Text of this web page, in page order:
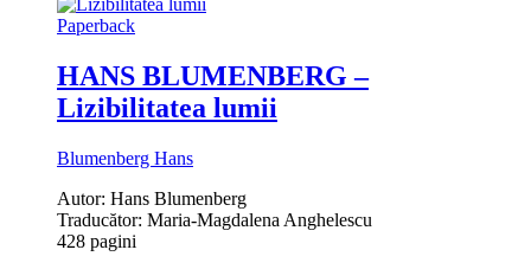
Paperback
HANS BLUMENBERG –
Lizibilitatea lumii
Blumenberg Hans
Autor: Hans Blumenberg
Traducător: Maria-Magdalena Anghelescu
428 pagini